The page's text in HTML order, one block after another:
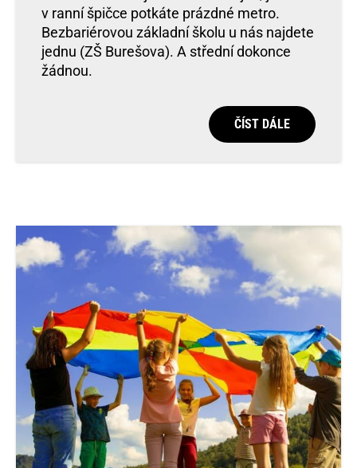
v ranní špičce potkáte prázdné metro.
Bezbariérovou základní školu u nás najdete
jednu (ZŠ Burešova). A střední dokonce
žádnou.
ČÍST DÁLE